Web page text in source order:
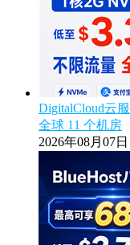
DigitalCloud云
全球 11 个机房
2026年08月07日